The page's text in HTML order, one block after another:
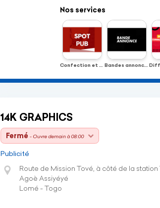
Nos services
Confection et diffusion de spots publicitaires Bandes annonces
14K GRAPHICS
Fermé - Ouvre demain à 08:00
Publicité
Route de Mission Tové, à côté de la station
Agoè Assiyéyé
Lomé - Togo